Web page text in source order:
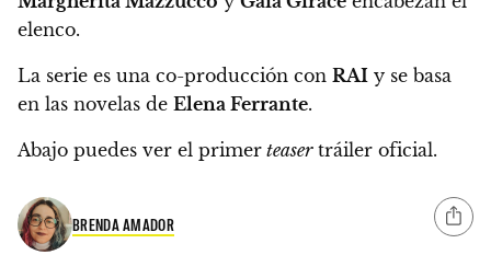
elenco.
La serie es una co-producción con RAI y se basa
en las novelas de Elena Ferrante.
Abajo puedes ver el primer teasertráiler oficial.
BRENDA AMADOR